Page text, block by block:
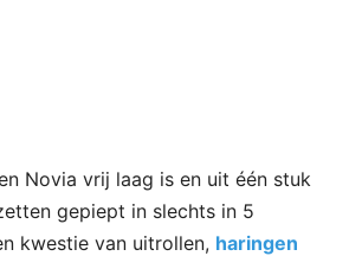
Novia vrij laag is en uit één stuk
gepiept in slechts in 5
kwestie van uitrollen, haringen